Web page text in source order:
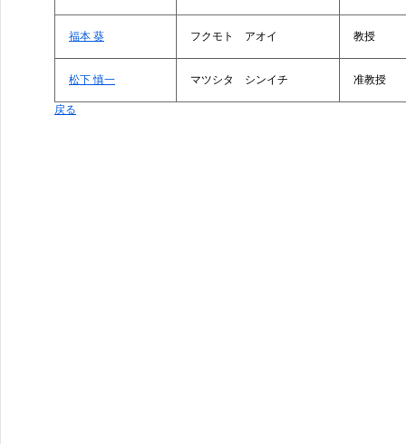
福本 葵 フクモト アオイ 教授
松下 慎一 マツシタ シンイチ 准教授
戻る